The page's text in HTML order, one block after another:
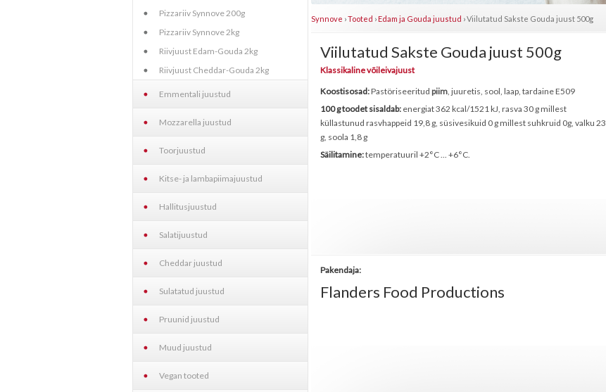
Pizzariiv Synnove 200g
Pizzariiv Synnove 2kg
Riivjuust Edam-Gouda 2kg
Riivjuust Cheddar-Gouda 2kg
Emmentali juustud
Mozzarella juustud
Toorjuustud
Kitse- ja lambapiimajuustud
Hallitusjuustud
Salatijuustud
Cheddar juustud
Sulatatud juustud
Pruunid juustud
Muud juustud
Vegan tooted
Synnove ›Tooted ›Edam ja Gouda juustud ›Viilutatud Sakste Gouda juust 500g
Viilutatud Sakste Gouda juust 500g
Klassikaline võileivajuust
Koostisosad:Pastöriseeritud piim, juuretis, sool, laap, tardaine E509
100 g toodet sisaldab: energiat 362 kcal/1521 kJ, rasva 30 g millest
küllastunud rasvhappeid 19,8 g, süsivesikuid 0 g millest suhkruid 0g, valku 23
g, soola 1,8 g
Säilitamine:temperatuuril +2°C ... +6°C.
Pakendaja:
Flanders Food Productions